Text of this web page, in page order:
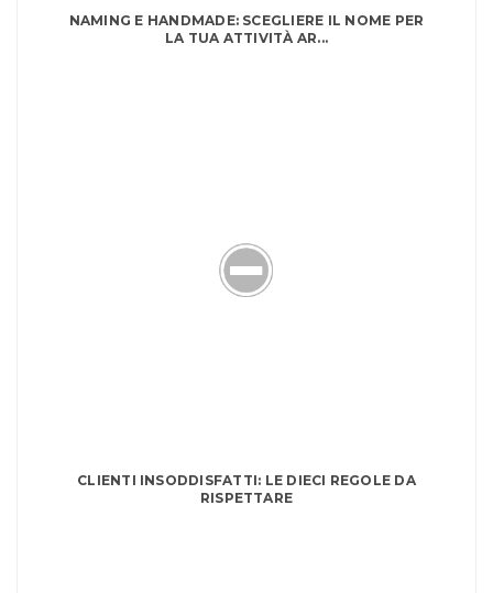
NAMING E HANDMADE: SCEGLIERE IL NOME PER
LA TUA ATTIVITÀ AR...
CLIENTI INSODDISFATTI: LE DIECI REGOLE DA
RISPETTARE